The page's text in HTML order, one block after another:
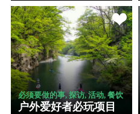
必须要做的事, 探访, 活动, 餐饮
户外爱好者必玩项目